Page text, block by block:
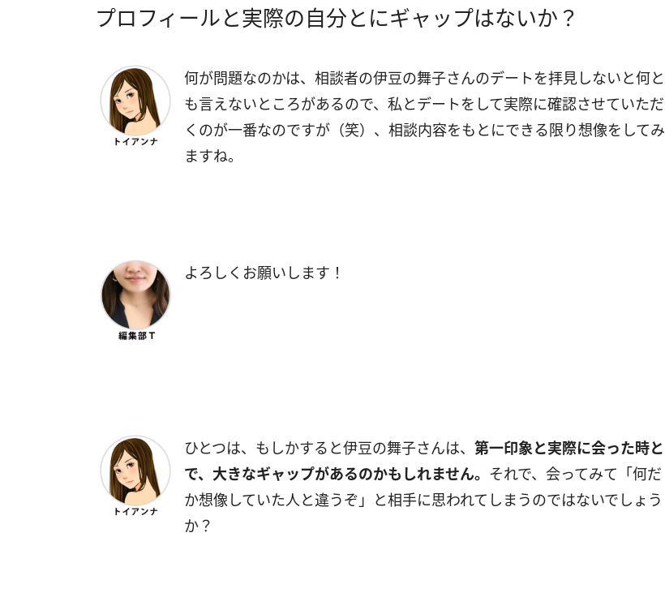
プロフィールと実際の自分とにギャップはないか？
何が問題なのかは、相談者の伊豆の舞子さんのデートを拝見しないと何と
も言えないところがあるので、私とデートをして実際に確認させていただ
くのが一番なのですが（笑）、相談内容をもとにできる限り想像をしてみ
ますね。
よろしくお願いします！
ひとつは、もしかすると伊豆の舞子さんは、 第一印象と実際に会った時と
で、大きなギャップがあるのかもしれません。 それで、会ってみて「何だ
か想像していた人と違うぞ」と相手に思われてしまうのではないでしょう
か？